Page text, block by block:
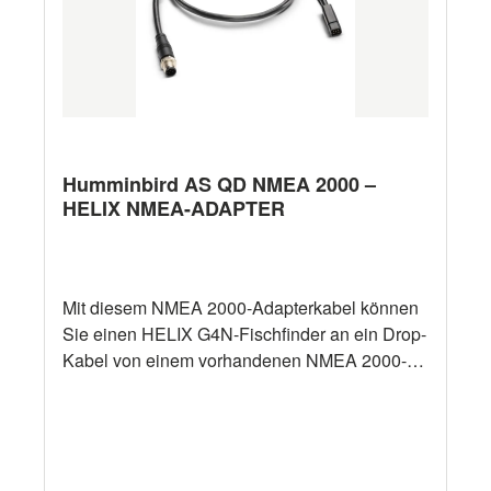
Humminbird AS QD NMEA 2000 –
HELIX NMEA-ADAPTER
Mit diesem NMEA 2000-Adapterkabel können
Sie einen HELIX G4N-Fischfinder an ein Drop-
Kabel von einem vorhandenen NMEA 2000-